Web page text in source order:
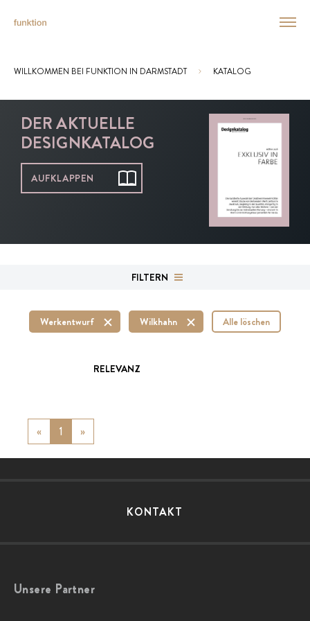
Sie sind hier:
WILLKOMMEN BEI FUNKTION IN DARMSTADT KATALOG
DER AKTUELLE
DESIGNKATALOG
AUFKLAPPEN
FILTERN
Werkentwurf Wilkhahn Alle löschen
RELEVANZ
« Previous
1 »
KONTAKT
Unsere Partner